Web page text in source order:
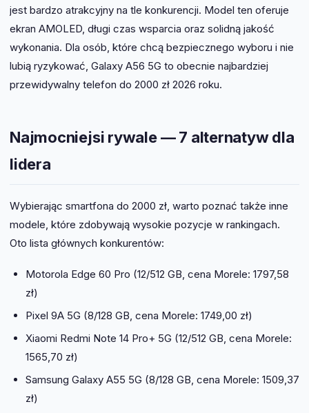
jest bardzo atrakcyjny na tle konkurencji. Model ten oferuje
ekran AMOLED, długi czas wsparcia oraz solidną jakość
wykonania. Dla osób, które chcą bezpiecznego wyboru i nie
lubią ryzykować, Galaxy A56 5G to obecnie najbardziej
przewidywalny telefon do 2000 zł 2026 roku.
Najmocniejsi rywale — 7 alternatyw dla
lidera
Wybierając smartfona do 2000 zł, warto poznać także inne
modele, które zdobywają wysokie pozycje w rankingach.
Oto lista głównych konkurentów:
Motorola Edge 60 Pro (12/512 GB, cena Morele: 1797,58
zł)
Pixel 9A 5G (8/128 GB, cena Morele: 1749,00 zł)
Xiaomi Redmi Note 14 Pro+ 5G (12/512 GB, cena Morele:
1565,70 zł)
Samsung Galaxy A55 5G (8/128 GB, cena Morele: 1509,37
zł)